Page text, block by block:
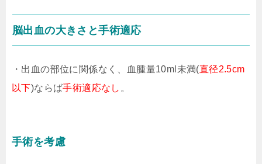
脳出血の大きさと手術適応
・出血の部位に関係なく、血腫量10ml未満(直径2.5cm
以下)ならば手術適応なし 。
手術を考慮